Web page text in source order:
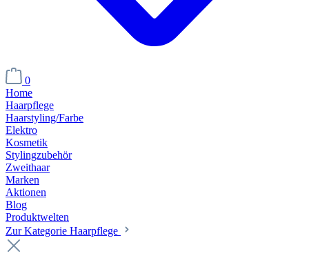
0
Home
Haarpflege
Haarstyling/Farbe
Elektro
Kosmetik
Stylingzubehör
Zweithaar
Marken
Aktionen
Blog
Produktwelten
Zur Kategorie Haarpflege